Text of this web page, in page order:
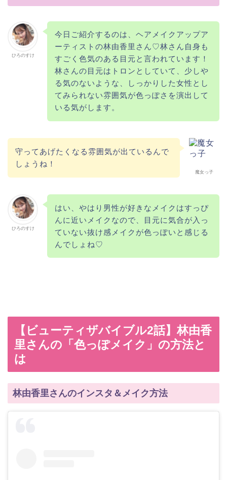
ひろのすけ
今日ご紹介するのは、ヘアメイクアップア
ーティストの林由香里さん♡林さん自身も
すごく色気のある目元と言われています！
林さんの目元はトロンとしていて、少しや
る気のないような、しっかりした女性とし
てみられない雰囲気が色っぽさを演出して
いる気がします。
魔女っ子
守ってあげたくなる雰囲気が出ているんで
しょうね！
ひろのすけ
はい、やはり男性が好きなメイクはすっぴ
んに近いメイクなので、目元に気合が入っ
ていない抜け感メイクが色っぽいと感じる
んでしょね♡
【ビューティザバイブル2話】林由香
里さんの「色っぽメイク」の方法と
は
林由香里さんのインスタ＆メイク方法